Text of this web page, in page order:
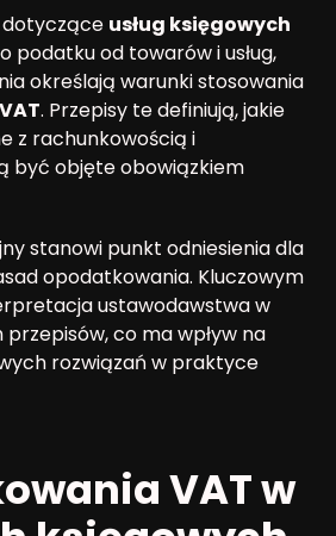
usług księgowych
podatku od towarów i usług,
określają warunki stosowania
. Przepisy te definiują, jakie
z rachunkowością i
być objęte obowiązkiem
stanowi punkt odniesienia dla
opodatkowania. Kluczowym
ustawodawstwa w
co ma wpływ na
rozwiązań w praktyce
VAT w